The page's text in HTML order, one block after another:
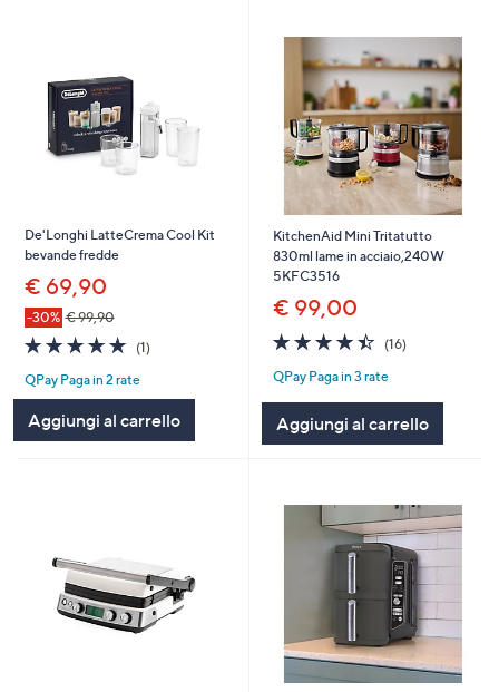
De'Longhi LatteCrema Cool Kit
bevande fredde
€ 69,90
-30% € 99,90
5.0
of
5
Stars
(1)
QPay Paga in 2 rate
Aggiungi al carrello
KitchenAid Mini Tritatutto
830ml lame in acciaio,240W
5KFC3516
€ 99,00
4.4
of
5
(16)
QPay Paga in 3 rate
Aggiungi al carrello